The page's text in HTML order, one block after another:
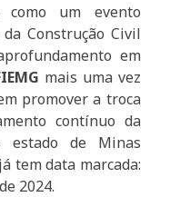
como um evento
Construção Civil
em
mais uma vez
promover a troca
contínuo da
estado de Minas
tem data marcada:
2024.